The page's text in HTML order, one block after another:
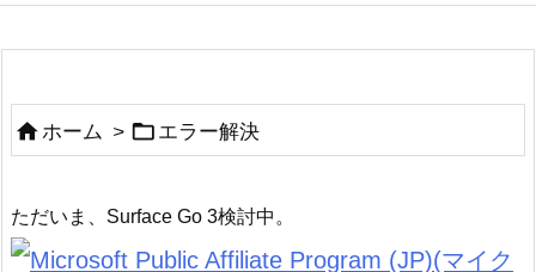
次へ
 ホーム >  エラー解決
ただいま、Surface Go 3検討中。